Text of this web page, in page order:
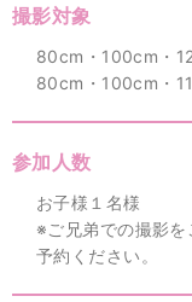
撮影対象
80cm・100cm・
80cm・100cm・
参加人数
お子様１名様
※ご兄弟での撮影を
予約ください。